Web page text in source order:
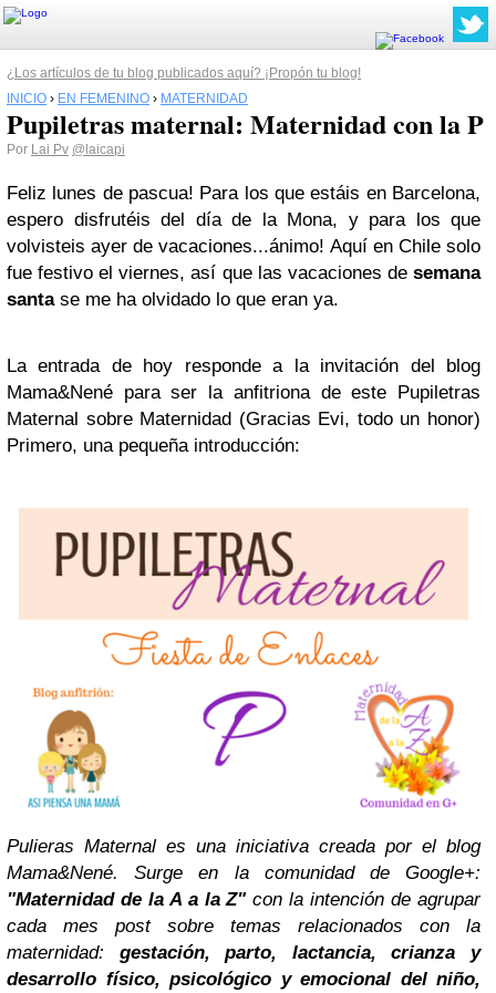
¿Los artículos de tu blog publicados aquí? ¡Propón tu blog!
INICIO › EN FEMENINO › MATERNIDAD
Pupiletras maternal: Maternidad con la P
Por Lai Pv @laicapi
Feliz lunes de pascua! Para los que estáis en Barcelona,
espero disfrutéis del día de la Mona, y para los que
volvisteis ayer de vacaciones...ánimo! Aquí en Chile solo
fue festivo el viernes, así que las vacaciones de semana
santase me ha olvidado lo que eran ya.
La entrada de hoy responde a la invitación del blog
Mama&Nené para ser la anfitriona de este Pupiletras
Maternal sobre Maternidad (Gracias Evi, todo un honor)
Primero, una pequeña introducción:
Pulieras Maternal es una iniciativa creada por el blog
Mama&Nené. Surge en la comunidad de Google+:
"Maternidad de la A a la Z"con la intención de agrupar
cada mes post sobre temas relacionados con la
maternidad: gestación, parto, lactancia, crianza y
desarrollo físico, psicológico y emocional del niño,